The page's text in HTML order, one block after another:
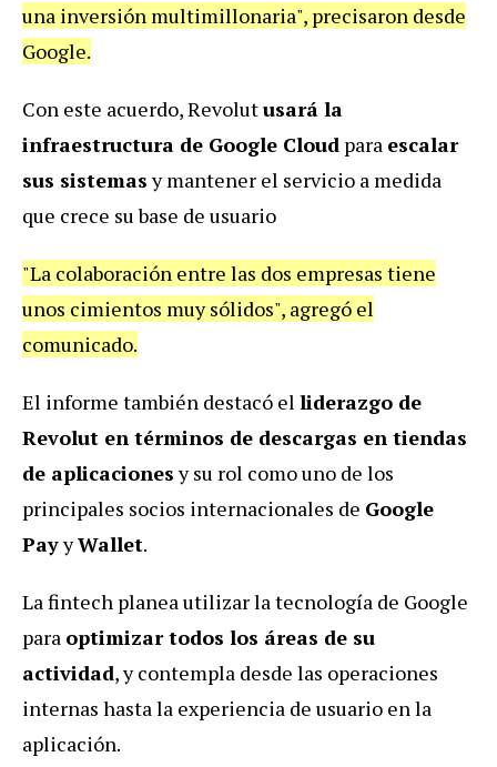
una inversión multimillonaria", precisaron desde
Google.
Con este acuerdo, Revolutusará la
infraestructura de Google Cloud para escalar
sus sistemasy mantener el servicio a medida
que crece su base de usuario
"La colaboración entre las dos empresas tiene
unos cimientos muy sólidos", agregó el
comunicado.
El informe también destacó el liderazgo de
Revolut en términos de descargas en tiendas
de aplicacionesy su rol como uno de los
principales socios internacionales de Google
PayyWallet.
La fintech planea utilizar la tecnología de Google
para optimizar todos los áreas de su
actividad, y contempla desde las operaciones
internas hasta la experiencia de usuario en la
aplicación.